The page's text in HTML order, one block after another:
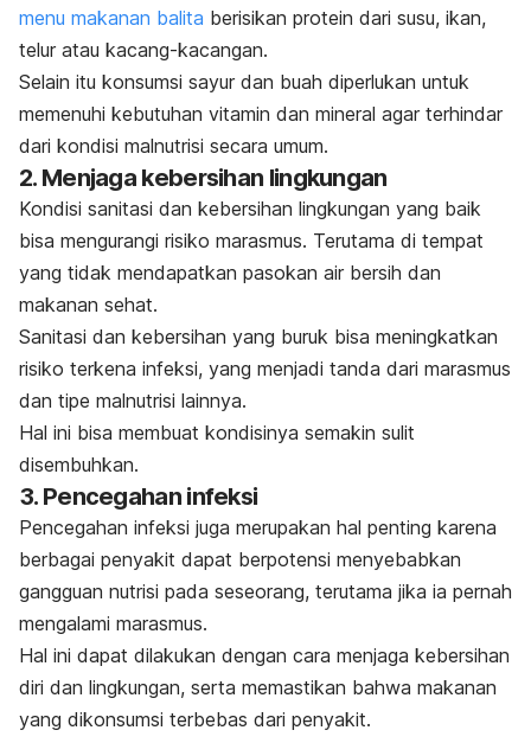
menu makanan balita berisikan protein dari susu, ikan,
telur atau kacang-kacangan.
Selain itu konsumsi sayur dan buah diperlukan untuk
memenuhi kebutuhan vitamin dan mineral agar terhindar
dari kondisi malnutrisi secara umum.
2. Menjaga kebersihan lingkungan
Kondisi sanitasi dan kebersihan lingkungan yang baik
bisa mengurangi risiko marasmus. Terutama di tempat
yang tidak mendapatkan pasokan air bersih dan
makanan sehat.
Sanitasi dan kebersihan yang buruk bisa meningkatkan
risiko terkena infeksi, yang menjadi tanda dari marasmus
dan tipe malnutrisi lainnya.
Hal ini bisa membuat kondisinya semakin sulit
disembuhkan.
3. Pencegahan infeksi
Pencegahan infeksi juga merupakan hal penting karena
berbagai penyakit dapat berpotensi menyebabkan
gangguan nutrisi pada seseorang, terutama jika ia pernah
mengalami marasmus.
Hal ini dapat dilakukan dengan cara menjaga kebersihan
diri dan lingkungan, serta memastikan bahwa makanan
yang dikonsumsi terbebas dari penyakit.